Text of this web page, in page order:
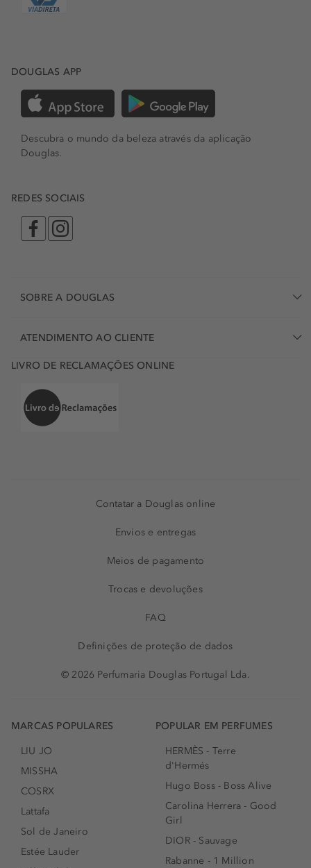
DOUGLAS APP
Descubra o mundo da beleza através da aplicação
Douglas.
REDES SOCIAIS
SOBRE A DOUGLAS
ATENDIMENTO AO CLIENTE
LIVRO DE RECLAMAÇÕES ONLINE
Contatar a Douglas online
Envios e entregas
Meios de pagamento
Trocas e devoluções
FAQ
Definições de proteção de dados
© 2026 Perfumaria Douglas Portugal Lda.
MARCAS POPULARES
LIU JO
MISSHA
COSRX
Lattafa
Sol de Janeiro
Estée Lauder
POPULAR EM PERFUMES
HERMÈS - Terre
d'Hermés
Hugo Boss - Boss Alive
Carolina Herrera - Good
Girl
DIOR - Sauvage
Rabanne - 1 Million